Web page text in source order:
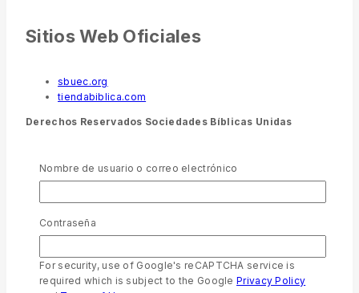
Sitios Web Oficiales
sbuec.org
tiendabiblica.com
Derechos Reservados Sociedades Bíblicas Unidas
TIENDA DE BIBLIAS EN ECUADOR
Llevamos la Biblia para todos. Miembros de la fraternidad
Ecuador desde 1824. Ponemos la Palabra de Dios en las
manos de los ecuatorianos en todos los rincones de nuestro
Nombre de usuario o correo electrónico
Contraseña
For security, use of Google's reCAPTCHA service is
required which is subject to the GooglePrivacy Policy